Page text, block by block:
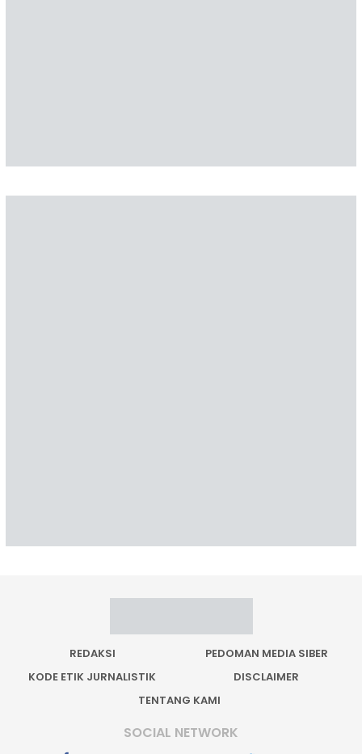
REDAKSI
PEDOMAN MEDIA SIBER
KODE ETIK JURNALISTIK
DISCLAIMER
TENTANG KAMI
SOCIAL NETWORK